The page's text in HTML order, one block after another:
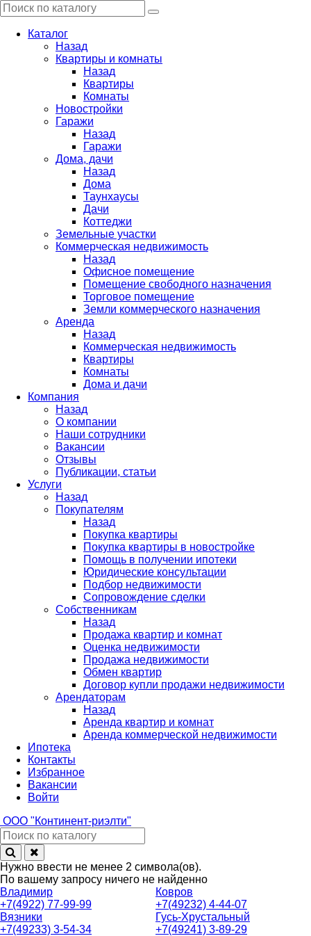
Каталог
Назад
Квартиры и комнаты
Назад
Квартиры
Комнаты
Новостройки
Гаражи
Назад
Гаражи
Дома, дачи
Назад
Дома
Таунхаусы
Дачи
Коттеджи
Земельные участки
Коммерческая недвижимость
Назад
Офисное помещение
Помещение свободного назначения
Торговое помещение
Земли коммерческого назначения
Аренда
Назад
Коммерческая недвижимость
Квартиры
Комнаты
Дома и дачи
Компания
Назад
О компании
Наши сотрудники
Вакансии
Отзывы
Публикации, статьи
Услуги
Назад
Покупателям
Назад
Покупка квартиры
Покупка квартиры в новостройке
Помощь в получении ипотеки
Юридические консультации
Подбор недвижимости
Сопровождение сделки
Собственникам
Назад
Продажа квартир и комнат
Оценка недвижимости
Продажа недвижимости
Обмен квартир
Договор купли продажи недвижимости
Арендаторам
Назад
Аренда квартир и комнат
Аренда коммерческой недвижимости
Ипотека
Контакты
Избранное
Вакансии
Войти
ООО "Континент-риэлти"
Нужно ввести не менее 2 символа(ов).
По вашему запросу ничего не найденно
Владимир
+7(4922) 77-99-99
Ковров
+7(49232) 4-44-07
Вязники
+7(49233) 3-54-34
Гусь-Хрустальный
+7(49241) 3-89-29